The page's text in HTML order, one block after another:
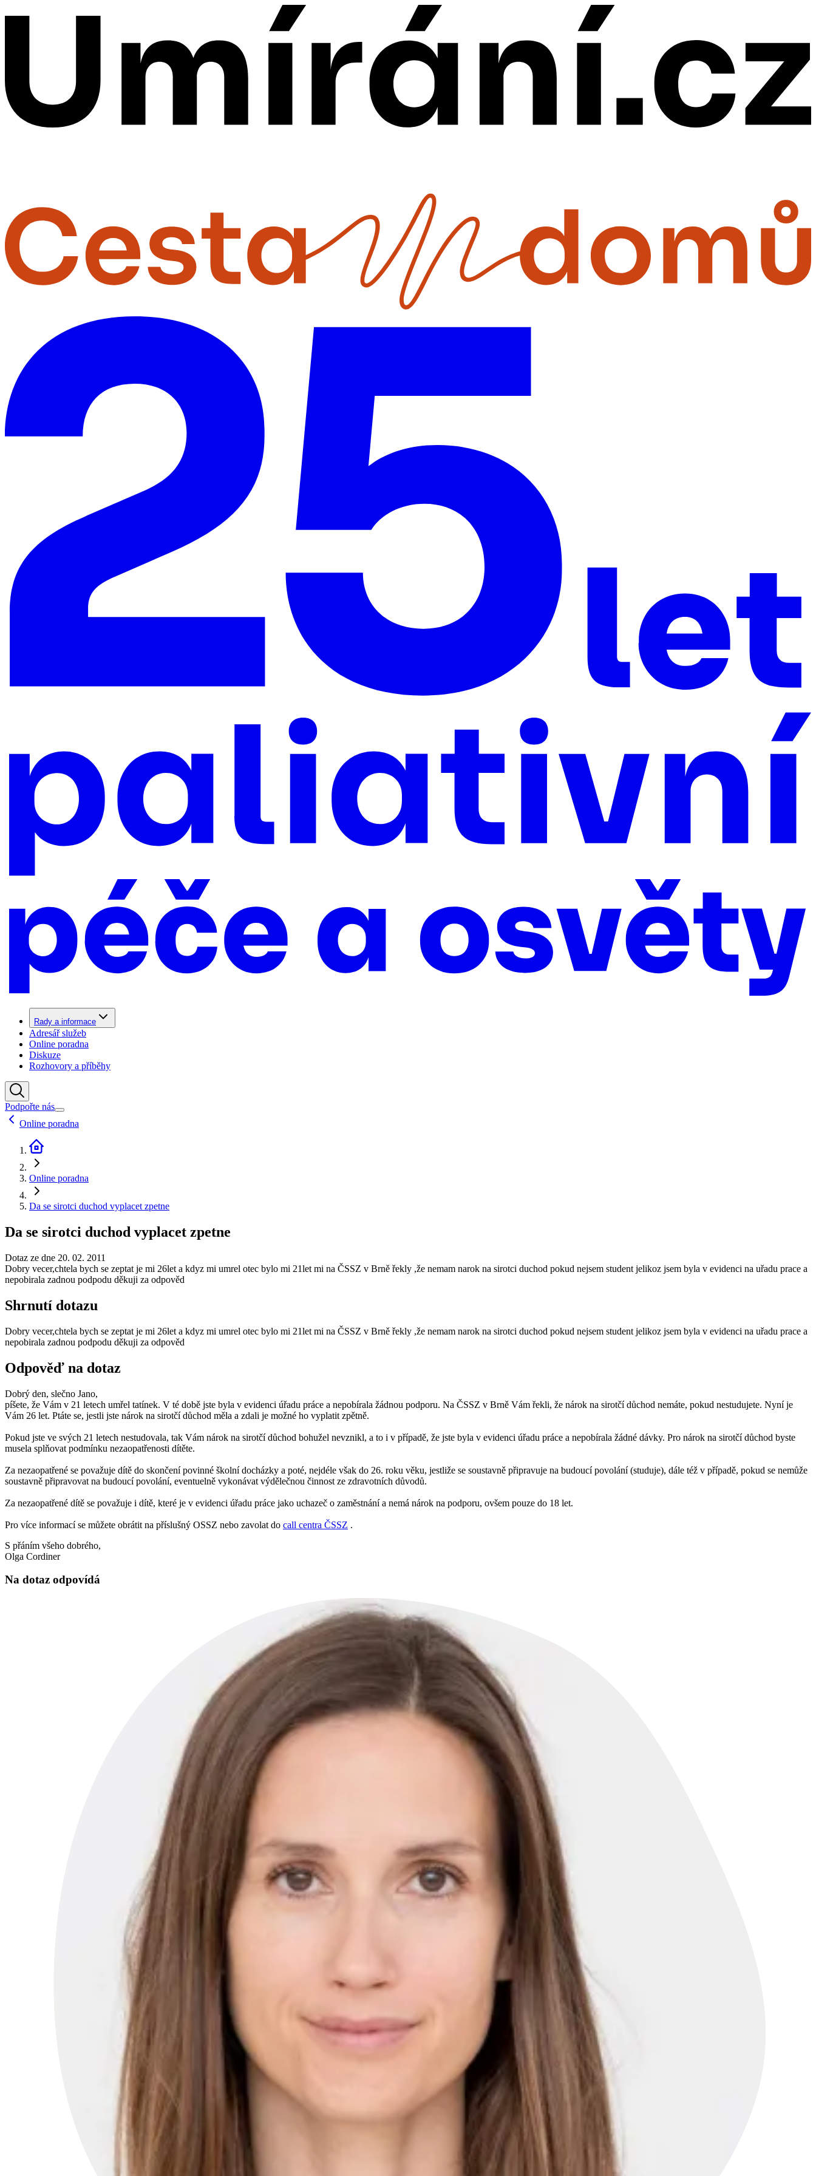
Rady a informace
Adresář služeb
Online poradna
Diskuze
Rozhovory a příběhy
Podpořte nás
Online poradna
Online poradna
Da se sirotci duchod vyplacet zpetne
Da se sirotci duchod vyplacet zpetne
Dotaz ze dne 20. 02. 2011
Dobry vecer,chtela bych se zeptat je mi 26let a kdyz mi umrel otec bylo mi 21let mi na ČSSZ v Brně řekly ,že nemam narok na sirotci duchod pokud nejsem student jelikoz jsem byla v evidenci na uřadu prace a
nepobirala zadnou podpodu děkuji za odpověd
Shrnutí dotazu
Dobry vecer,chtela bych se zeptat je mi 26let a kdyz mi umrel otec bylo mi 21let mi na ČSSZ v Brně řekly ,že nemam narok na sirotci duchod pokud nejsem student jelikoz jsem byla v evidenci na uřadu prace a
nepobirala zadnou podpodu děkuji za odpověd
Odpověď na dotaz
Dobrý den, slečno Jano,
píšete, že Vám v 21 letech umřel tatínek. V té době jste byla v evidenci úřadu práce a nepobírala žádnou podporu. Na ČSSZ v Brně Vám řekli, že nárok na sirotčí důchod nemáte, pokud nestudujete. Nyní je
Vám 26 let. Ptáte se, jestli jste nárok na sirotčí důchod měla a zdali je možné ho vyplatit zpětně.
Pokud jste ve svých 21 letech nestudovala, tak Vám nárok na sirotčí důchod bohužel nevznikl, a to i v případě, že jste byla v evidenci úřadu práce a nepobírala žádné dávky. Pro nárok na sirotčí důchod byste
musela splňovat podmínku nezaopatřenosti dítěte.
Za nezaopatřené se považuje dítě do skončení povinné školní docházky a poté, nejdéle však do 26. roku věku, jestliže se soustavně připravuje na budoucí povolání (studuje), dále též v případě, pokud se nemůže
soustavně připravovat na budoucí povolání, eventuelně vykonávat výdělečnou činnost ze zdravotních důvodů.
Za nezaopatřené dítě se považuje i dítě, které je v evidenci úřadu práce jako uchazeč o zaměstnání a nemá nárok na podporu, ovšem pouze do 18 let.
Pro více informací se můžete obrátit na příslušný OSSZ nebo zavolat do call centra ČSSZ .
S přáním všeho dobrého,
Olga Cordiner
Na dotaz odpovídá